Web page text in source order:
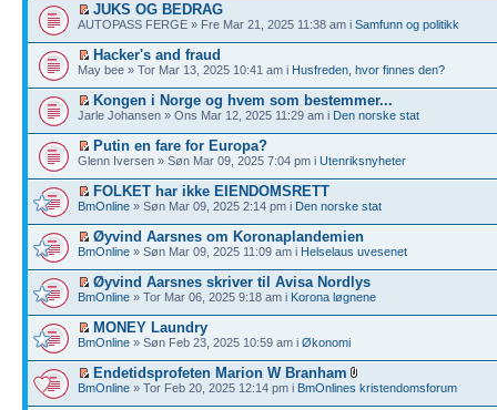
JUKS OG BEDRAG
AUTOPASS FERGE » Fre Mar 21, 2025 11:38 am i Samfunn og politikk
Hacker's and fraud
May bee » Tor Mar 13, 2025 10:41 am i Husfreden, hvor finnes den?
Kongen i Norge og hvem som bestemmer...
Jarle Johansen » Ons Mar 12, 2025 11:29 am i Den norske stat
Putin en fare for Europa?
Glenn Iversen » Søn Mar 09, 2025 7:04 pm i Utenriksnyheter
FOLKET har ikke EIENDOMSRETT
BmOnline » Søn Mar 09, 2025 2:14 pm i Den norske stat
Øyvind Aarsnes om Koronaplandemien
BmOnline » Søn Mar 09, 2025 11:09 am i Helselaus uvesenet
Øyvind Aarsnes skriver til Avisa Nordlys
BmOnline » Tor Mar 06, 2025 9:18 am i Korona løgnene
MONEY Laundry
BmOnline » Søn Feb 23, 2025 10:59 am i Økonomi
Endetidsprofeten Marion W Branham
BmOnline » Tor Feb 20, 2025 12:14 pm i BmOnlines kristendomsforum